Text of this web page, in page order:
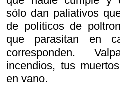
sólo dan paliativos
de políticos de
que parasitan en
corresponden.
incendios, tus
en vano.